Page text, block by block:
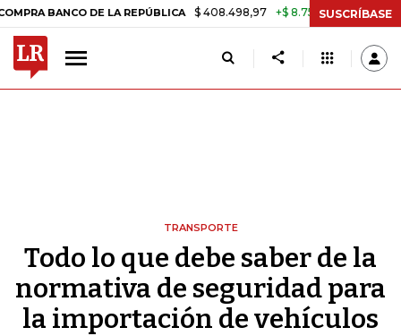
DE LA REPÚBLICA $ 408.498,97 +$ 8.753,81 +2,19% TASA DE
SUSCRÍBASE
TRANSPORTE
Todo lo que debe saber de la
normativa de seguridad para
la importación de vehículos